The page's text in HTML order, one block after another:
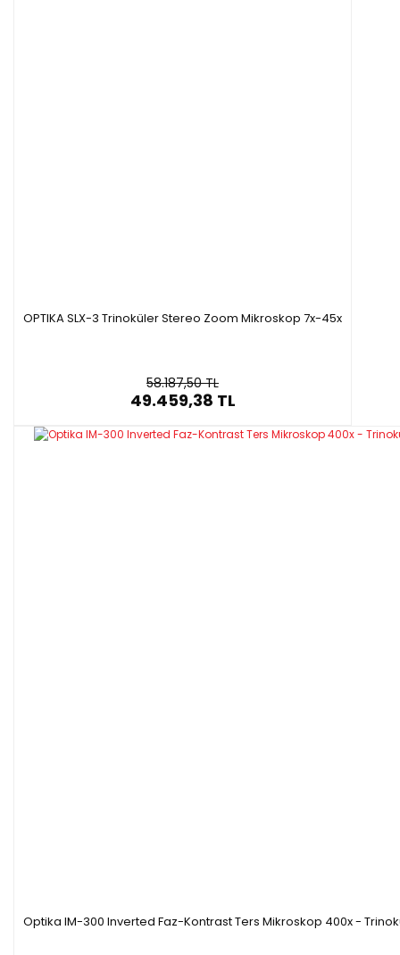
OPTIKA SLX-3 Trinoküler Stereo Zoom Mikroskop 7x-45x
58.187,50 TL
49.459,38 TL
Optika IM-300 Inverted Faz-Kontrast Ters Mikroskop 400x -